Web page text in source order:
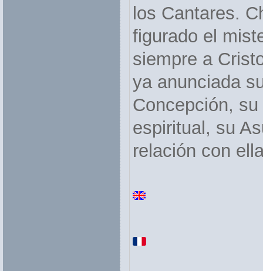
los Cantares.
figurado el
siempre a
ya anunciada
Concepción,
espiritual, su
relación con